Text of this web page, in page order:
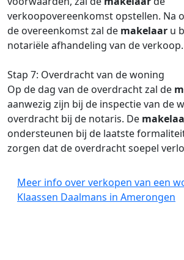
verkoopovereenkomst opstellen. Na
de overeenkomst zal de makelaar u
notariële afhandeling van de verkoop.
Stap 7: Overdracht van de woning
Op de dag van de overdracht zal de
aanwezig zijn bij de inspectie van de
overdracht bij de notaris. De
ondersteunen bij de laatste
zorgen dat de overdracht soepel
Meer info over verkopen van een
Klaassen Daalmans in Amerongen